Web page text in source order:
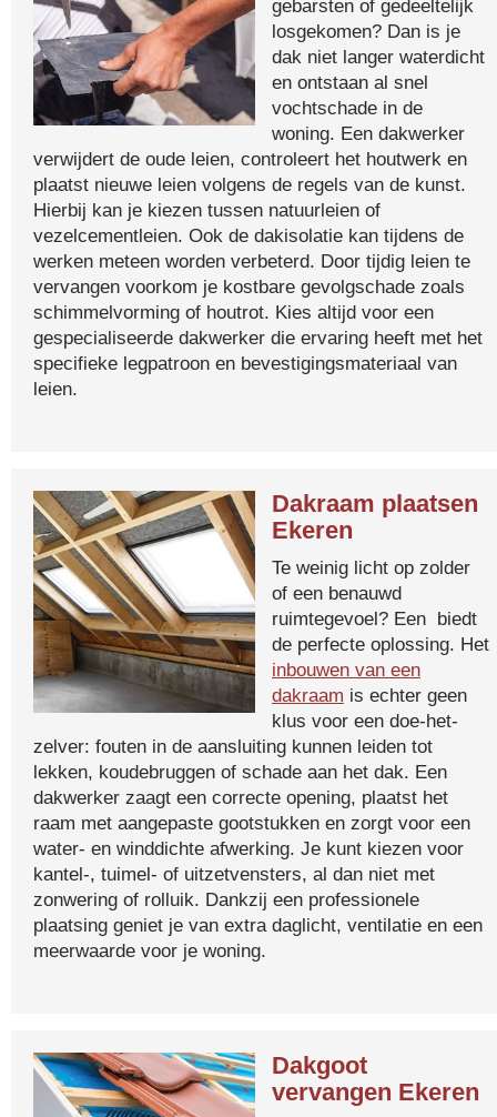
gebarsten of gedeeltelijk
losgekomen? Dan is je
dak niet langer waterdicht
en ontstaan al snel
vochtschade in de
woning. Een dakwerker
verwijdert de oude leien, controleert het houtwerk en
plaatst nieuwe leien volgens de regels van de kunst.
Hierbij kan je kiezen tussen natuurleien of
vezelcementleien. Ook de dakisolatie kan tijdens de
werken meteen worden verbeterd. Door tijdig leien te
vervangen voorkom je kostbare gevolgschade zoals
schimmelvorming of houtrot. Kies altijd voor een
gespecialiseerde dakwerker die ervaring heeft met het
specifieke legpatroon en bevestigingsmateriaal van
leien.
Dakraam plaatsen
Ekeren
Te weinig licht op zolder
of een benauwd
ruimtegevoel? Een biedt
de perfecte oplossing. Het
inbouwen van een
dakraam is echter geen
klus voor een doe-het-
zelver: fouten in de aansluiting kunnen leiden tot
lekken, koudebruggen of schade aan het dak. Een
dakwerker zaagt een correcte opening, plaatst het
raam met aangepaste gootstukken en zorgt voor een
water- en winddichte afwerking. Je kunt kiezen voor
kantel-, tuimel- of uitzetvensters, al dan niet met
zonwering of rolluik. Dankzij een professionele
plaatsing geniet je van extra daglicht, ventilatie en een
meerwaarde voor je woning.
Dakgoot
vervangen Ekeren